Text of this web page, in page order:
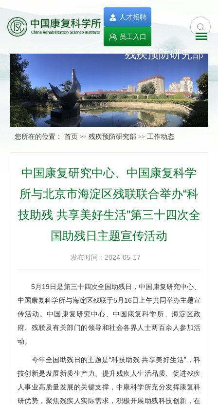
残疾预防研究部
人才招聘
员工入口
您所在的位置： 首页 >> 残疾预防研究部 >> 工作动态
中国康复研究中心、中国康复科学
所与北京市海淀区残联联合举办“科
技助残 共享美好生活”第三十四次全
国助残日主题宣传活动
发布时间：2024-05-17
5月19日是第三十四次全国助残日，中国康复研究中心、
中国康复科学所与海淀区残联于5月16日上午共同举办主题宣
传活动。中国康复研究中心、中国康复科学所、海淀区政
府、残联及有关部门的领导和社会各界人士两百余人参加活
动。
今年全国助残日的主题是“科技助残 共享美好生活”，科
技创新是发展新质生产力、提升残疾人生活品质、促进残疾
人事业高质量发展的关键支撑，中康科学所充分发挥康复科
研优势，聚焦残疾人实际需求，积极开展助残科技创新，在